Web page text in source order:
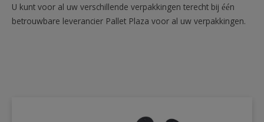
U kunt voor al uw verschillende verpakkingen terecht bij één
betrouwbare leverancier Pallet Plaza voor al uw verpakkingen.